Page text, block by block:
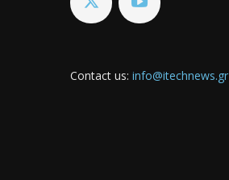
Contact us: info@itechnews.gr